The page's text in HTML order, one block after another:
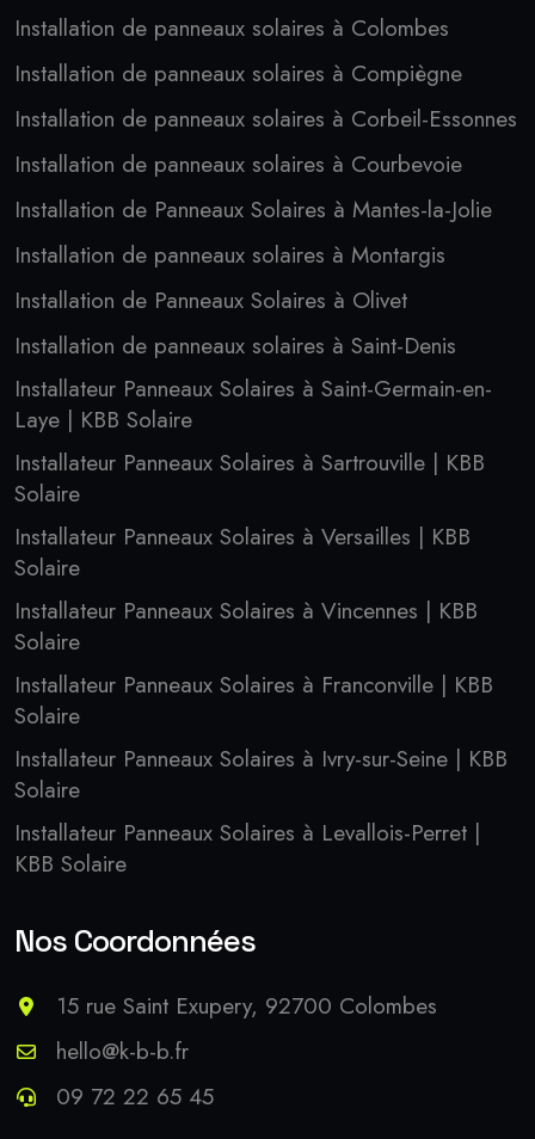
Installation de panneaux solaires à Colombes
Installation de panneaux solaires à Compiègne
Installation de panneaux solaires à Corbeil-Essonnes
Installation de panneaux solaires à Courbevoie
Installation de Panneaux Solaires à Mantes-la-Jolie
Installation de panneaux solaires à Montargis
Installation de Panneaux Solaires à Olivet
Installation de panneaux solaires à Saint-Denis
Installateur Panneaux Solaires à Saint-Germain-en-
Laye | KBB Solaire
Installateur Panneaux Solaires à Sartrouville | KBB
Solaire
Installateur Panneaux Solaires à Versailles | KBB
Solaire
Installateur Panneaux Solaires à Vincennes | KBB
Solaire
Installateur Panneaux Solaires à Franconville | KBB
Solaire
Installateur Panneaux Solaires à Ivry-sur-Seine | KBB
Solaire
Installateur Panneaux Solaires à Levallois-Perret |
KBB Solaire
Nos Coordonnées
15 rue Saint Exupery, 92700 Colombes
hello@k-b-b.fr
09 72 22 65 45